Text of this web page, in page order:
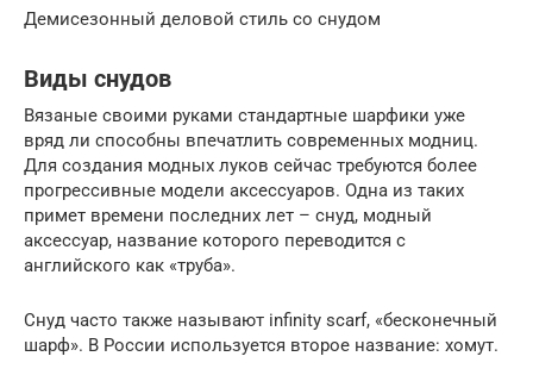
Демисезонный деловой стиль со снудом
Виды снудов
Вязаные своими руками стандартные шарфики уже
вряд ли способны впечатлить современных модниц.
Для создания модных луков сейчас требуются более
прогрессивные модели аксессуаров. Одна из таких
примет времени последних лет – снуд, модный
аксессуар, название которого переводится с
английского как «труба».
Снуд часто также называют infinity scarf, «бесконечный
шарф». В России используется второе название: хомут.